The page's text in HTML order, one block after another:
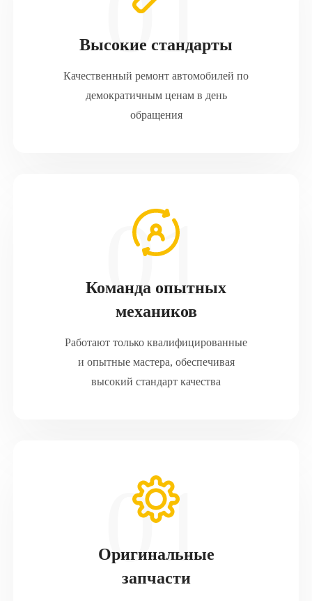
Высокие стандарты
Качественный ремонт автомобилей по
демократичным ценам в день
обращения
Команда опытных
механиков
Работают только квалифицированные
и опытные мастера, обеспечивая
высокий стандарт качества
Оригинальные
запчасти